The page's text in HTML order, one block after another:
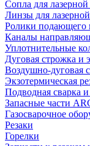
Сопла для лазерной
Линзы для
Ролики подающего
Каналы
Уплотнительные
Дуговая строжка и
Воздушно-дуговая
Экзотермическая
Подводная сварка и
Запасные части
Газосварочное
Резаки
Горелки